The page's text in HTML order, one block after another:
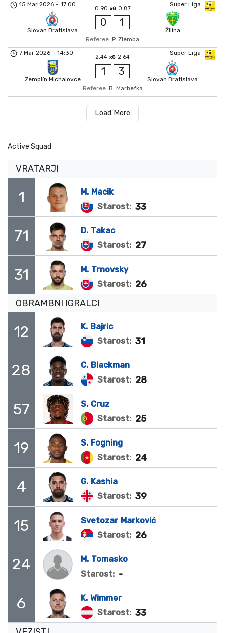
Super Liga
15 Mar 2026 - 17:00
Slovan Bratislava
0.90 xG 0.87
0 1
Žilina
Referee: P. Ziemba
Super Liga
7 Mar 2026 - 14:30
Zemplín Michalovce
2.44 xG 2.64
1 3
Slovan Bratislava
Referee: B. Marhefka
Load More
Active Squad
VRATARJI
1 M. Macik
Starost: 33
71 D. Takac
Starost: 27
31 M. Trnovsky
Starost: 26
OBRAMBNI IGRALCI
12 K. Bajric
Starost: 31
28 C. Blackman
Starost: 28
57 S. Cruz
Starost: 25
19 S. Fogning
Starost: 24
4 G. Kashia
Starost: 39
15 Svetozar Marković
Starost: 26
24 M. Tomasko
Starost: -
6 K. Wimmer
Starost: 33